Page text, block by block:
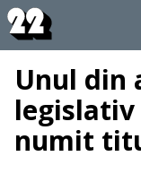
Unul din
numit